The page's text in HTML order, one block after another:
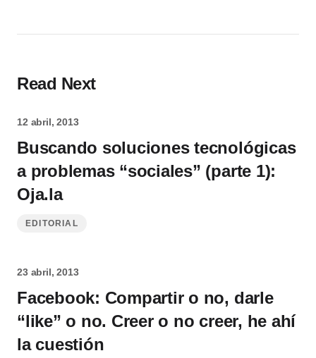
Read Next
12 abril, 2013
Buscando soluciones tecnológicas
a problemas “sociales” (parte 1):
Oja.la
EDITORIAL
23 abril, 2013
Facebook: Compartir o no, darle
“like” o no. Creer o no creer, he ahí
la cuestión